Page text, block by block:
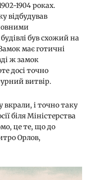
1904 роках.
відбудував
був схожий на
має готичні
ж замок
досі точно
витвір.
і точно таку
біля Міністерства
це те, що до
Орлов,